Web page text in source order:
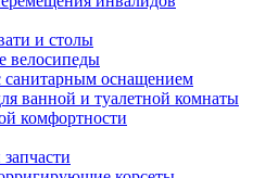
и столы
велосипеды
санитарным оснащением
ванной и туалетной комнаты
комфортности